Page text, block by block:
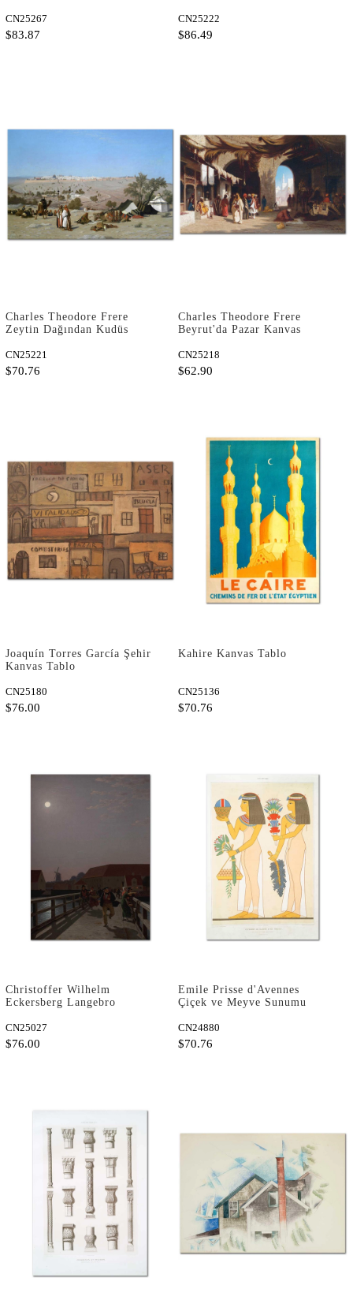
CN25267
$83.87
CN25222
$86.49
Charles Theodore Frere
Zeytin Dağından Kudüs
CN25221
$70.76
Charles Theodore Frere
Beyrut'da Pazar Kanvas
CN25218
$62.90
Joaquín Torres García Şehir
Kanvas Tablo
CN25180
$76.00
Kahire Kanvas Tablo
CN25136
$70.76
Christoffer Wilhelm
Eckersberg Langebro
CN25027
$76.00
Emile Prisse d'Avennes
Çiçek ve Meyve Sunumu
CN24880
$70.76